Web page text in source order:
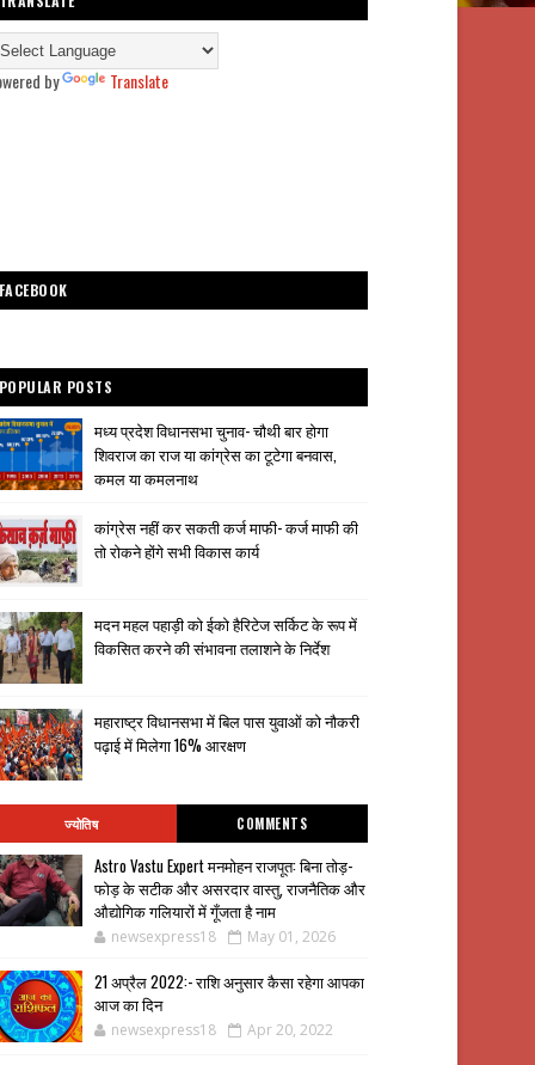
by Translate
FACEBOOK
POPULAR POSTS
मध्य प्रदेश विधानसभा चुनाव- चौथी बार होगा
शिवराज का राज या कांग्रेस का टूटेगा बनवास,
कमल या कमलनाथ
कांग्रेस नहीं कर सकती कर्ज माफी- कर्ज माफी की
तो रोकने होंगे सभी विकास कार्य
मदन महल पहाड़ी को ईको हैरिटेज सर्किट के रूप में
विकसित करने की संभावना तलाशने के निर्देश
महाराष्ट्र विधानसभा में बिल पास युवाओं को नौकरी
पढ़ाई में मिलेगा 16% आरक्षण
ज्योतिष COMMENTS
Astro Vastu Expert मनमोहन राजपूत: बिना तोड़-
फोड़ के सटीक और असरदार वास्तु, राजनैतिक और
औद्योगिक गलियारों में गूँजता है नाम
newsexpress18 May 01, 2026
21 अप्रैल 2022:- राशि अनुसार कैसा रहेगा आपका
आज का दिन
newsexpress18 Apr 20, 2022